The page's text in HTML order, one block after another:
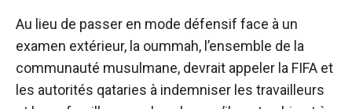
Au lieu de passer en mode défensif face à un
examen extérieur, la oummah, l’ensemble de la
communauté musulmane, devrait appeler la FIFA et
les autorités qataries à indemniser les travailleurs